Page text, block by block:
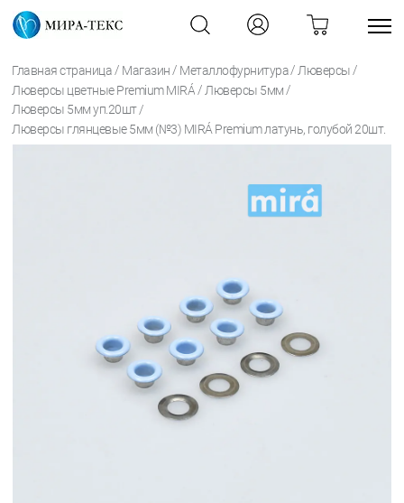
Главная страница / Магазин / Металлофурнитура / Люверсы /
Люверсы цветные Premium MIRÁ / Люверсы 5мм /
Люверсы 5мм уп.20шт /
Люверсы глянцевые 5мм (№3) MIRÁ Premium латунь, голубой 20шт.